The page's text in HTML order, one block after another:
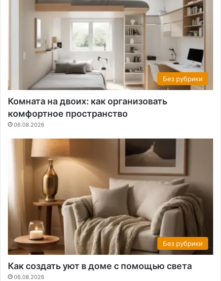
Без рубрики
Комната на двоих: как организовать
комфортное пространство
06.08.2026
Без рубрики
Как создать уют в доме с помощью света
06.08.2026